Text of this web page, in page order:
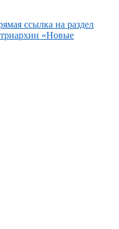
ссылка на раздел
«Новые